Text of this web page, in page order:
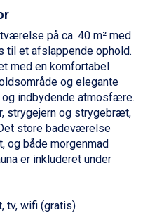
5.495
på ca. 40 m² med
til et afslappende ophold.
med en komfortabel
og elegante
og indbydende atmosfære.
strygejern og strygebræt,
store badeværelse
og både morgenmad
er inkluderet under
tv, wifi (gratis)